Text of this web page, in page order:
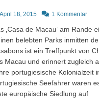
April 18, 2015 1 Kommentar
‚Casa de Macau‘ am Rande
belebten Parks inmitten
ist ein Treffpunkt von
Macau und erinnert zugleich
portugiesische Kolonialzeit
Seefahrer waren
europäische Siedlung auf